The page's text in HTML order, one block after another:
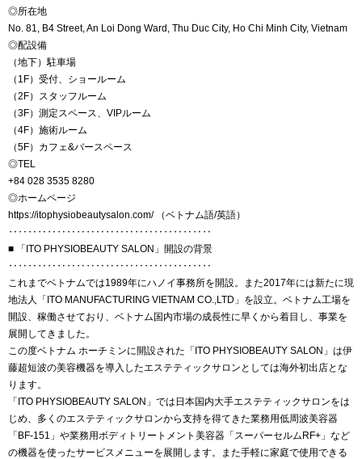
◎所在地
No. 81, B4 Street, An Loi Dong Ward, Thu Duc City, Ho Chi Minh City, Vietnam
◎配設備
（地下）駐車場
（1F）受付、ショールーム
（2F）スタッフルーム
（3F）測定スペース、VIPルーム
（4F）施術ルーム
（5F）カフェ&バースペース
◎TEL
+84 028 3535 8280
◎ホームページ
https://itophysiobeautysalon.com/ （ベトナム語/英語）
‥‥‥‥‥‥‥‥‥‥‥‥‥‥‥‥‥‥‥‥‥
■ 「ITO PHYSIOBEAUTY SALON」開設の背景
‥‥‥‥‥‥‥‥‥‥‥‥‥‥‥‥‥‥‥‥‥
これまでベトナムでは1989年にハノイ事務所を開設。また2017年には新たに現
地法人「ITO MANUFACTURING VIETNAM CO.,LTD」を設立。ベトナム工場を
開設、稼働させており、ベトナム国内市場の成長性に早くから着目し、事業を
展開してきました。
この度ベトナム ホーチミンに開設された「ITO PHYSIOBEAUTY SALON」は伊
藤超短波の美容機器を導入したエステティックサロンとしては海外初出店とな
ります。
「ITO PHYSIOBEAUTY SALON」では日本国内大手エステティックサロンをは
じめ、多くのエステティックサロンから支持を得てきた業務用低周波美容器
「BF-151」や業務用ボディトリートメント美容器「スーパーセルムRF+」など
の機器を使ったサービスメニューを展開します。また手軽に家庭で使用できる